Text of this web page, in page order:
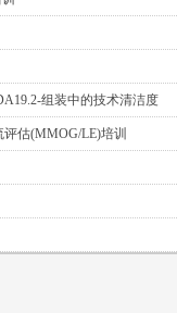
组装中的技术清洁度
估(MMOG/LE)培训